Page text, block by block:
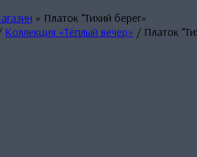
» Платок “Тихий берег»
Коллекция «Тёплый вечер» / Платок